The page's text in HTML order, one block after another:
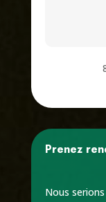
Prenez
Nous